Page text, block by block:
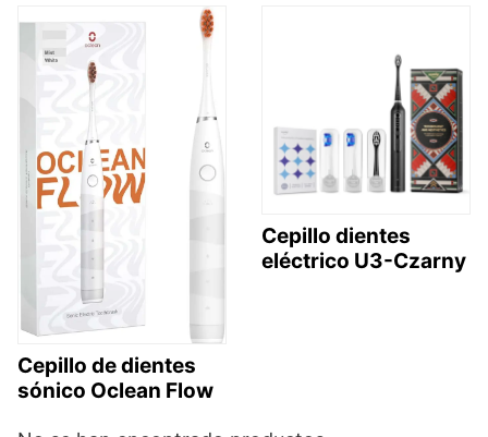
Cepillo de dientes
sónico Oclean Flow
Cepillo dientes
eléctrico ‎U3-Czarny